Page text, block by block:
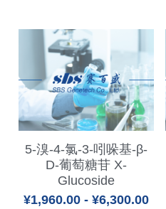
5-溴-4-氯-3-吲哚基-β-
D-葡萄糖苷 X-
Glucoside
¥1,960.00 - ¥6,300.00